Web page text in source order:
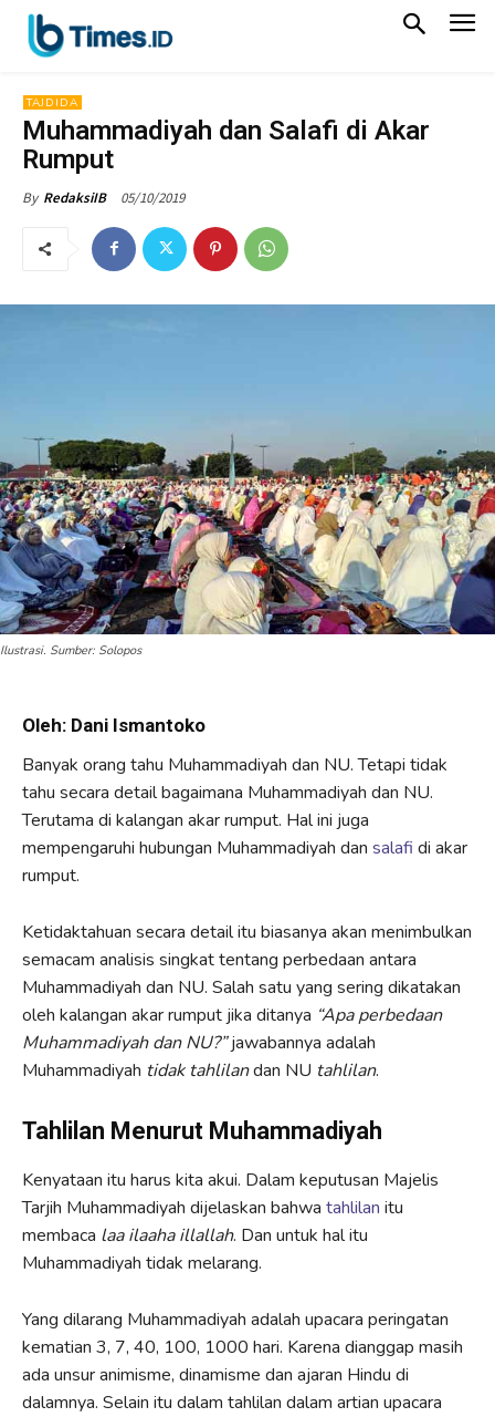
TAJDIDA
Muhammadiyah dan Salafi di Akar
Rumput
By RedaksiIB 05/10/2019
Ilustrasi. Sumber: Solopos
Oleh: Dani Ismantoko
Banyak orang tahu Muhammadiyah dan NU. Tetapi tidak
tahu secara detail bagaimana Muhammadiyah dan NU.
Terutama di kalangan akar rumput. Hal ini juga
mempengaruhi hubungan Muhammadiyah dan salafi di akar
rumput.
Ketidaktahuan secara detail itu biasanya akan menimbulkan
semacam analisis singkat tentang perbedaan antara
Muhammadiyah dan NU. Salah satu yang sering dikatakan
oleh kalangan akar rumput jika ditanya “Apa perbedaan
Muhammadiyah dan NU?”jawabannya adalah
Muhammadiyah tidak tahlilandan NU tahlilan.
Tahlilan Menurut Muhammadiyah
Kenyataan itu harus kita akui. Dalam keputusan Majelis
Tarjih Muhammadiyah dijelaskan bahwa tahlilan itu
membaca laa ilaaha illallah. Dan untuk hal itu
Muhammadiyah tidak melarang.
Yang dilarang Muhammadiyah adalah upacara peringatan
kematian 3, 7, 40, 100, 1000 hari. Karena dianggap masih
ada unsur animisme, dinamisme dan ajaran Hindu di
dalamnya. Selain itu dalam tahlilan dalam artian upacara